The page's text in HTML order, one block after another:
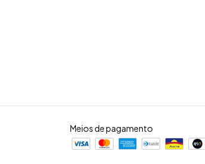
Meios de pagamento